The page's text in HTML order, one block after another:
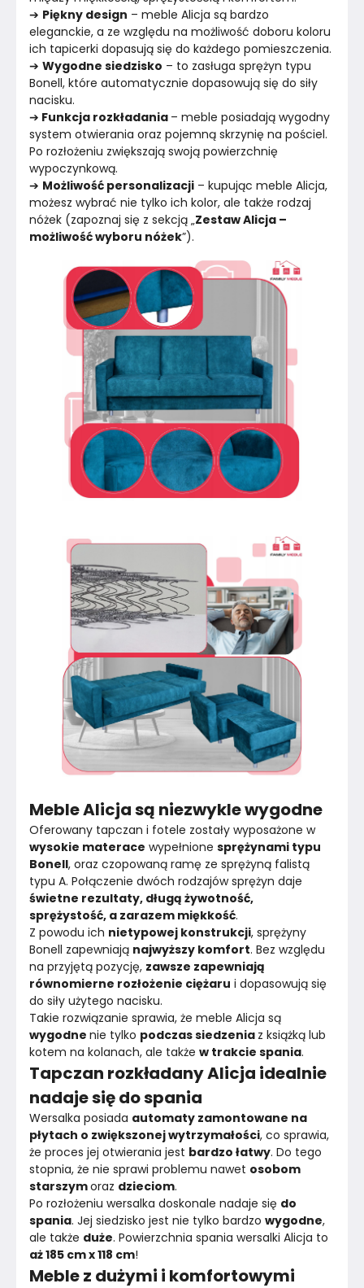
➔ Piękny design – meble Alicja są bardzo
eleganckie, a ze względu na możliwość doboru koloru
ich tapicerki dopasują się do każdego pomieszczenia.
➔ Wygodne siedzisko – to zasługa sprężyn typu
Bonell, które automatycznie dopasowują się do siły
nacisku.
➔ Funkcja rozkładania – meble posiadają wygodny
system otwierania oraz pojemną skrzynię na pościel.
Po rozłożeniu zwiększają swoją powierzchnię
wypoczynkową.
➔ Możliwość personalizacji – kupując meble Alicja,
możesz wybrać nie tylko ich kolor, ale także rodzaj
nóżek (zapoznaj się z sekcją „Zestaw Alicja –
możliwość wyboru nóżek”).
Meble Alicja są niezwykle wygodne
Oferowany tapczan i fotele zostały wyposażone w
wysokie materace wypełnione sprężynami typu
Bonell, oraz czopowaną ramę ze sprężyną falistą
typu A. Połączenie dwóch rodzajów sprężyn daje
świetne rezultaty, długą żywotność,
sprężystość, a zarazem miękkość.
Z powodu ich nietypowej konstrukcji, sprężyny
Bonell zapewniają najwyższy komfort. Bez względu
na przyjętą pozycję, zawsze zapewniają
równomierne rozłożenie ciężaru i dopasowują się
do siły użytego nacisku.
Takie rozwiązanie sprawia, że meble Alicja są
wygodne nie tylko podczas siedzenia z książką lub
kotem na kolanach, ale także w trakcie spania.
Tapczan rozkładany Alicja idealnie
nadaje się do spania
Wersalka posiada automaty zamontowane na
płytach o zwiększonej wytrzymałości, co sprawia,
że proces jej otwierania jest bardzo łatwy. Do tego
stopnia, że nie sprawi problemu nawet osobom
starszym oraz dzieciom.
Po rozłożeniu wersalka doskonale nadaje się do
spania. Jej siedzisko jest nie tylko bardzo wygodne,
ale także duże. Powierzchnia spania wersalki Alicja to
aż 185 cm x 118 cm!
Meble z dużymi i komfortowymi